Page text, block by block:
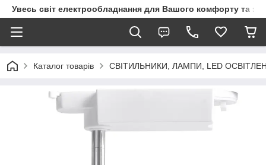
Увесь світ електрообладнання для Вашого комфорту та
Каталог товарів СВІТИЛЬНИКИ, ЛАМПИ, LED